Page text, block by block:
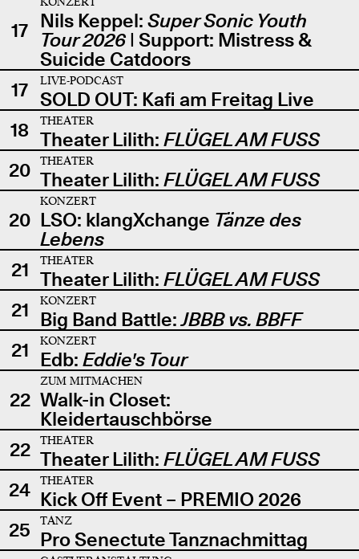
17 Nils Keppel: Super Sonic Youth
Tour 2026| Support: Mistress &
Suicide Catdoors
17
LIVE-PODCAST
SOLD OUT: Kafi am Freitag Live
18
THEATER
Theater Lilith: FLÜGEL AM FUSS
20
THEATER
Theater Lilith: FLÜGEL AM FUSS
20
KONZERT
LSO: klangXchange Tänze des
Lebens
21
THEATER
Theater Lilith: FLÜGEL AM FUSS
21
KONZERT
Big Band Battle:JBBB vs. BBFF
21
KONZERT
Edb: Eddie's Tour
22
ZUM MITMACHEN
Walk-in Closet:
Kleidertauschbörse
22
THEATER
Theater Lilith: FLÜGEL AM FUSS
24
THEATER
Kick Off Event – PREMIO 2026
25
TANZ
Pro Senectute Tanznachmittag